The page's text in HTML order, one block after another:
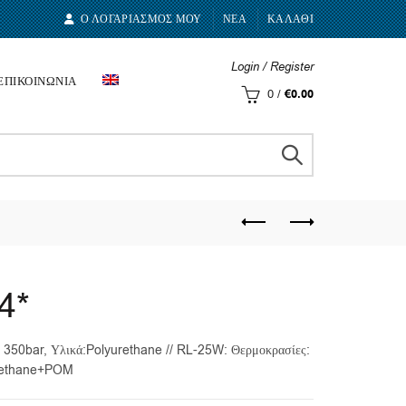
Ο ΛΟΓΑΡΙΑΣΜΟΣ ΜΟΥ ΝΕΑ ΚΑΛΑΘΙ
Login / Register
0 / €0.00
Υλικά:Polyurethane // RL-25W: Θερμοκρασίες: